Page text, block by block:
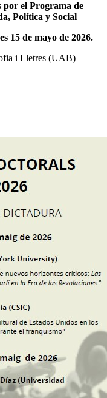
por el Programa de
Política y Social
15 de mayo de 2026.
i Lletres (UAB)